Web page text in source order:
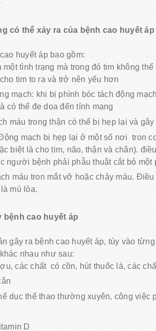
có thể xảy ra của bệnh cao huyết áp
huyết áp bao gồm:
một tình trạng mà trong đó tim không
tim to ra và trở nên yếu hơn
mạch: khi bị phình bóc tách động
có thể đe dọa đến tính mạng
máu trong thận có thể bị hẹp lại và gây
mạch bị hẹp lại ở một số nơi tron
biệt là cho tim, não, thận và chân).
người bệnh phải phẫu thuật cắt bỏ một
máu tron mắt vỡ hoặc chảy máu.
mù lòa.
bệnh cao huyết áp
gây ra bệnh cao huyết áp, tùy vào
nhau như sau:
các chất có cồn, hút thuốc lá, các
dục thể thao thường xuyên, công việc
D